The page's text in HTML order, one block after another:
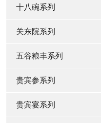
十八碗系列
关东院系列
五谷粮丰系列
贵宾参系列
贵宾宴系列